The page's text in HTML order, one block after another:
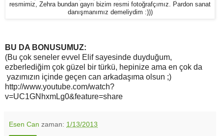
resmimiz, Zehra bundan gayrı bizim resmi fotoğrafçımız. Pardon sanat
danışmanımız demeliydim :)))
BU DA BONUSUMUZ:
(Bu çok seneler evvel Elif sayesinde duyduğum,
ezberlediğim çok güzel bir türkü, hepinize ama en çok da
yazımızın içinde geçen can arkadaşıma olsun ;)
http://www.youtube.com/watch?
v=UC1GNhxmLg0&feature=share
Esen Can zaman: 1/13/2013